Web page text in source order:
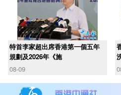
​特首李家超出席香港第一個五年
規劃及2026年《施
08-09